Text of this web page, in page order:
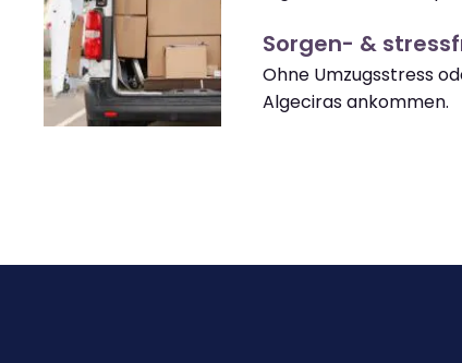
Sorgen- &
Ohne Umzugsstress
Algeciras ankommen.